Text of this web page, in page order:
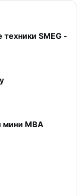
техники SMEG -
мини MBA